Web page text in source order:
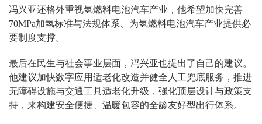
冯兴亚还格外重视氢燃料电池汽车产业，他希望加快完善
70MPa加氢标准与法规体系、为氢燃料电池汽车产业提供必
要制度支撑。
最后在民生与社会事业层面，冯兴亚也提出了自己的建议。
他建议加快数字应用适老化改造并健全人工兜底服务，推进
无障碍设施与交通工具适老化升级，强化顶层设计与政策支
持，来构建安全便捷、温暖包容的全龄友好型出行体系。